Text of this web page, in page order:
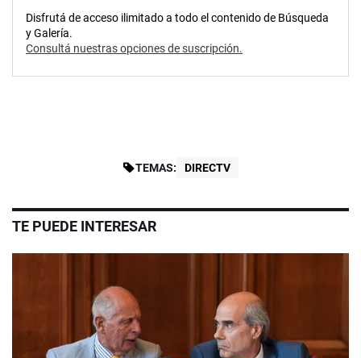
Disfrutá de acceso ilimitado a todo el contenido de Búsqueda
y Galería.
Consultá nuestras opciones de suscripción.
TEMAS: DIRECTV
TE PUEDE INTERESAR